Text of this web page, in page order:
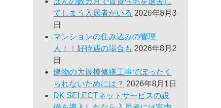
てしまう入居者がいる 2026年8月3
日
マンションの住み込みの管理
人！！好待遇の場合も 2026年8月2
日
建物の大規模修繕工事でぼったく
られないためには？ 2026年8月1日
DK SELECTネットサービスの設